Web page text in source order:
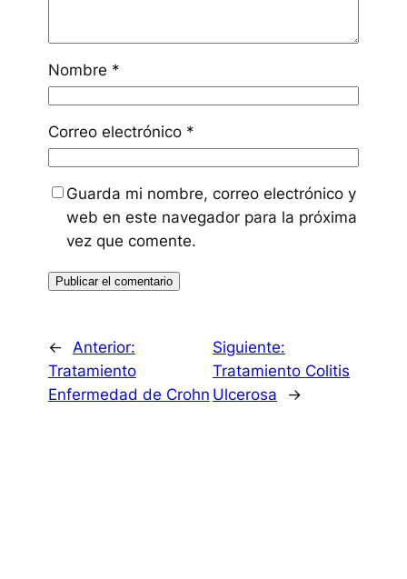
Nombre *
Correo electrónico *
Guarda mi nombre, correo electrónico y
web en este navegador para la próxima
vez que comente.
← Anterior:
Tratamiento
Enfermedad de Crohn
Siguiente:
Tratamiento Colitis
Ulcerosa
→